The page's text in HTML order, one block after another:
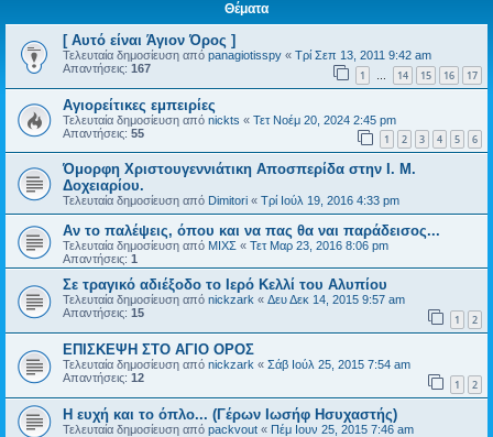
Θέματα
[ Αυτό είναι Άγιον Όρος ]
Τελευταία δημοσίευση από panagiotisspy « Τρί Σεπ 13, 2011 9:42 am
Απαντήσεις: 167 1 … 14 15 16 17
Αγιορείτικες εμπειρίες
Τελευταία δημοσίευση από nickts « Τετ Νοέμ 20, 2024 2:45 pm
Απαντήσεις: 55 1 2 3 4 5 6
Όμορφη Χριστουγεννιάτικη Αποσπερίδα στην Ι. Μ.
Δοχειαρίου.
Τελευταία δημοσίευση από Dimitori « Τρί Ιούλ 19, 2016 4:33 pm
Τελευταία δημοσίευση από ΜΙΧΣ « Τετ Μαρ 23, 2016 8:06 pm
Απαντήσεις: 1
Σε τραγικό αδιέξοδο το Ιερό Κελλί του Αλυπίου
Τελευταία δημοσίευση από nickzark « Δευ Δεκ 14, 2015 9:57 am
Απαντήσεις: 15 1 2
ΕΠΙΣΚΕΨΗ ΣΤΟ ΑΓΙΟ ΟΡΟΣ
Τελευταία δημοσίευση από nickzark « Σάβ Ιούλ 25, 2015 7:54 am
Απαντήσεις: 12 1 2
Η ευχή και το όπλο... (Γέρων Ιωσήφ Ησυχαστής)
Τελευταία δημοσίευση από packvout « Πέμ Ιουν 25, 2015 7:46 am